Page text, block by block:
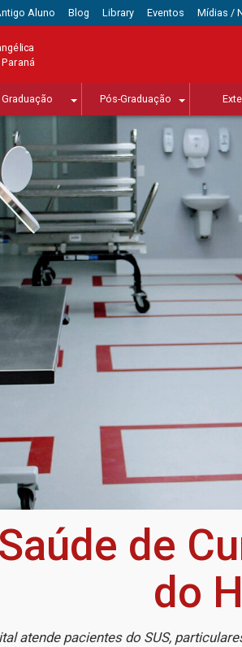
Aluno Blog Library Eventos Mídias /
Graduação Pós-Graduação
de
do
atende pacientes do SUS,